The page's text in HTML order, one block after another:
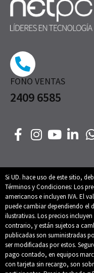
FONO VENTAS
2409 6585
Si UD. hace uso de este sitio,
Términos y Condiciones: Los
americanos e incluyen IVA. El
puede cambiar dependiendo el
ilustrativas. Los precios
contrario, y están sujetos a
publicadas son suministradas
ser modificadas por estos.
pago contado, en equipos
con tarjeta sin recargo, son